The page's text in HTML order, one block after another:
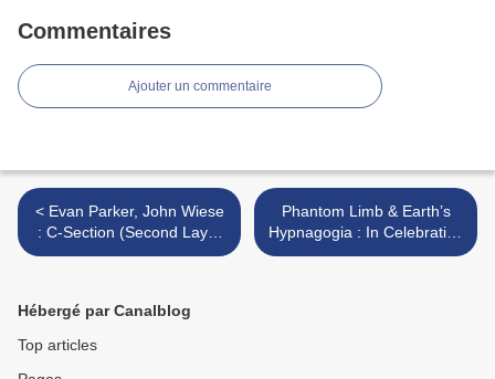
Commentaires
Ajouter un commentaire
< Evan Parker, John Wiese
: C-Section (Second Layer
Records, 2009)
Phantom Limb & Earth’s
Hypnagogia : In Celebration
of Knowing All The Blues of
Hébergé par Canalblog
Top articles